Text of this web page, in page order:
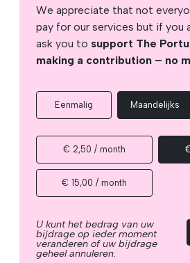
We appreciate that not
pay for our services but if you
ask you to support The
making a contribution – no
Eenmalig Maandelijks
€ 2,50 / month
€ 15,00 / month
U kunt het bedrag van uw
bijdrage op ieder moment
veranderen of uw bijdrage
geheel annuleren.